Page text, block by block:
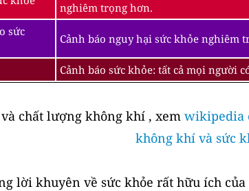
nghiêm trọng hơn.
sức
Cảnh báo nguy hại sức khỏe nghiêm
Cảnh báo sức khỏe: tất cả mọi người
chất lượng không khí , xem wikipedia
không khí và sức
lời khuyên về sức khỏe rất hữu ích